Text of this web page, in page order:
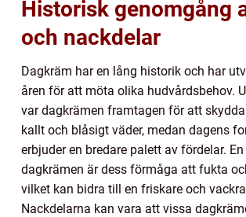
Historisk genomgång
och nackdelar
Dagkräm har en lång historik och har
åren för att möta olika hudvårdsbehov.
var dagkrämen framtagen för att
kallt och blåsigt väder, medan dagens
erbjuder en bredare palett av fördelar.
dagkrämen är dess förmåga att fukta
vilket kan bidra till en friskare och
Nackdelarna kan vara att vissa